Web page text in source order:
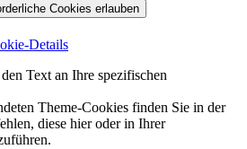
Details
Text an Ihre spezifischen
Theme-Cookies finden Sie in der
diese hier oder in Ihrer